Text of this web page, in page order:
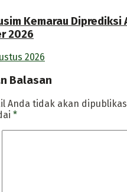
Kemarau Diprediksi
2026
2026
Balasan
Anda tidak akan
*